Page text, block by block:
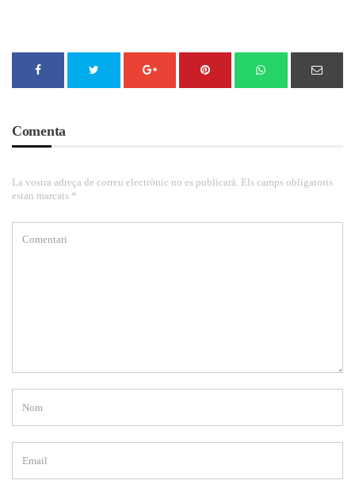
Comenta
La vostra adreça de correu electrònic no es publicarà. Els camps obligatoris
estan marcats *